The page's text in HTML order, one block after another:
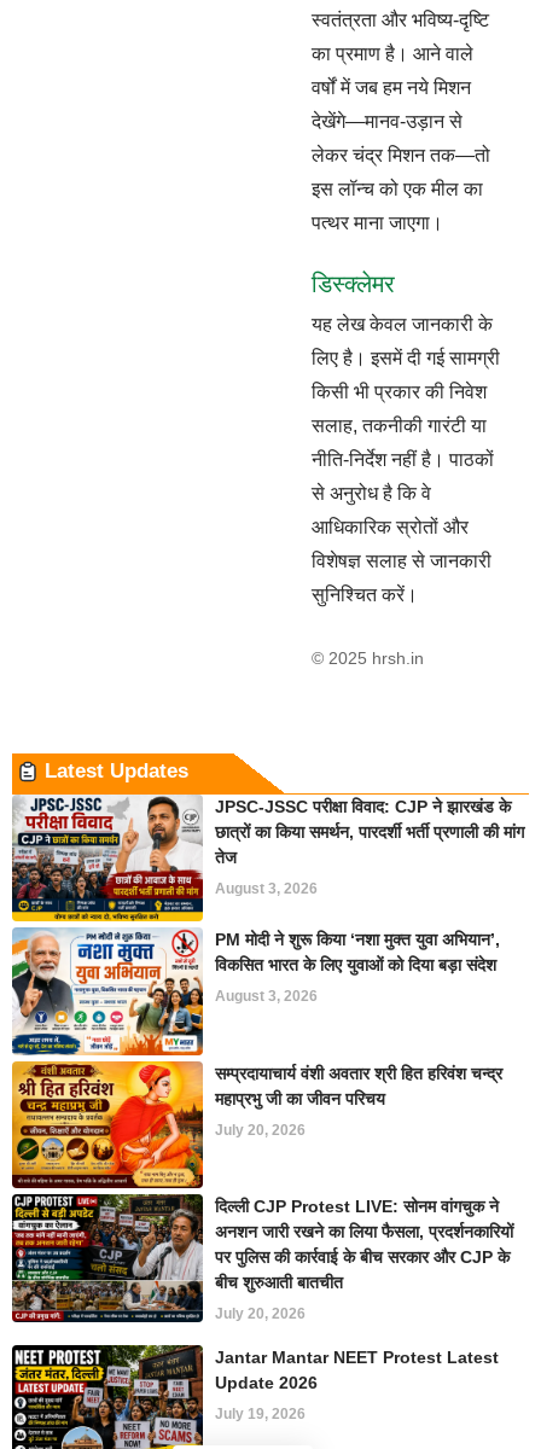
स्वतंत्रता और भविष्य-दृष्टि
का प्रमाण है। आने वाले
वर्षों में जब हम नये मिशन
देखेंगे—मानव-उड़ान से
लेकर चंद्र मिशन तक—तो
इस लॉन्च को एक मील का
पत्थर माना जाएगा।
डिस्क्लेमर
यह लेख केवल जानकारी के
लिए है। इसमें दी गई सामग्री
किसी भी प्रकार की निवेश
सलाह, तकनीकी गारंटी या
नीति-निर्देश नहीं है। पाठकों
से अनुरोध है कि वे
आधिकारिक स्रोतों और
विशेषज्ञ सलाह से जानकारी
सुनिश्चित करें।
© 2025 hrsh.in
Latest Updates
JPSC-JSSC परीक्षा विवाद: CJP ने झारखंड के
छात्रों का किया समर्थन, पारदर्शी भर्ती प्रणाली की मांग
तेज
August 3, 2026
PM मोदी ने शुरू किया ‘नशा मुक्त युवा अभियान’,
विकसित भारत के लिए युवाओं को दिया बड़ा संदेश
August 3, 2026
सम्प्रदायाचार्य वंशी अवतार श्री हित हरिवंश चन्द्र
महाप्रभु जी का जीवन परिचय
July 20, 2026
दिल्ली CJP Protest LIVE: सोनम वांगचुक ने
अनशन जारी रखने का लिया फैसला, प्रदर्शनकारियों
पर पुलिस की कार्रवाई के बीच सरकार और CJP के
बीच शुरुआती बातचीत
July 20, 2026
Jantar Mantar NEET Protest Latest
Update 2026
July 19, 2026